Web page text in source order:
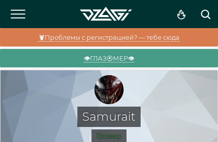
🦞Проблемы с регистрацией? — тебе сюда
👁️ГЛАЗ⦿МЕР👁️
Samurait
Гровер